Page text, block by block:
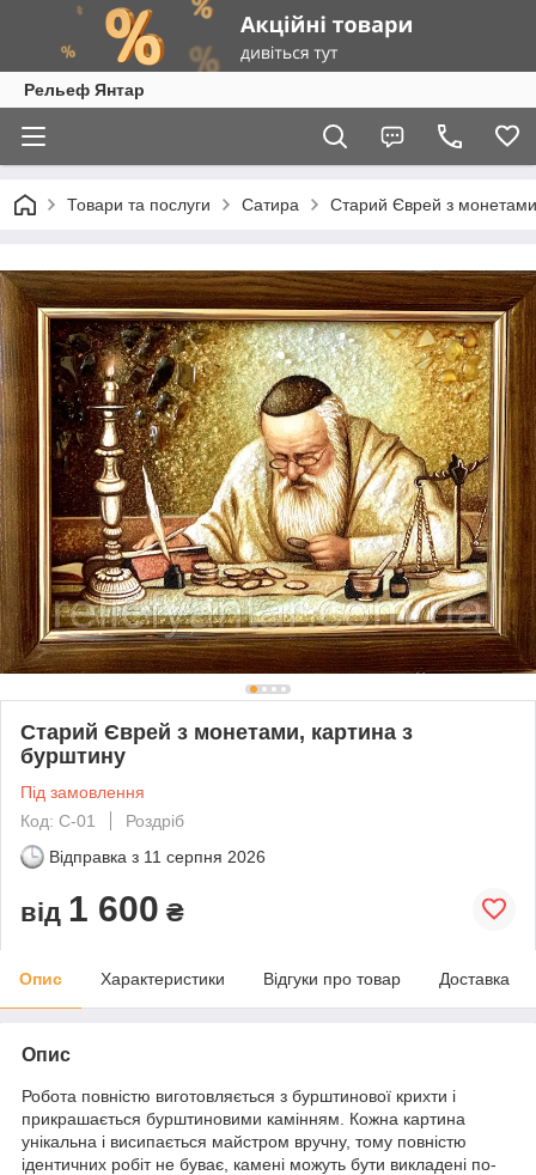
Рельеф Янтар
Товари та послуги Сатира Старий Єврей з
Старий Єврей з монетами, картина з
бурштину
Під замовлення
Код: С-01
Роздріб
Відправка з 11 серпня 2026
від 1 600 ₴
Опис Характеристики Відгуки про товар Доставка
Опис
Робота повністю виготовляється з бурштинової крихти і
прикрашається бурштиновими камінням. Кожна картина
унікальна і висипається майстром вручну, тому повністю
ідентичних робіт не буває, камені можуть бути викладені по-